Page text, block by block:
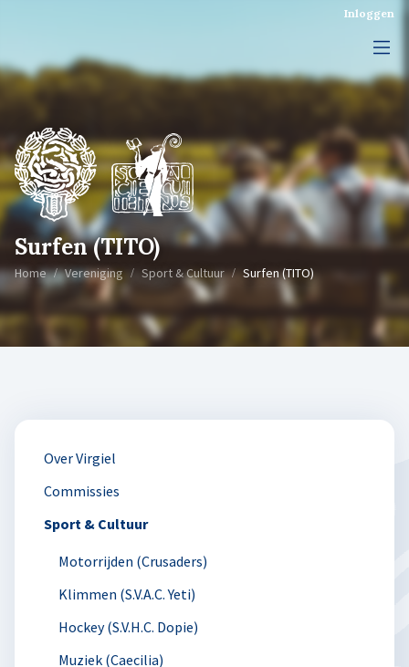
Inloggen
Surfen (TITO)
Home Vereniging Sport & Cultuur Surfen (TITO)
Over Virgiel
Commissies
Sport & Cultuur
Motorrijden (Crusaders)
Klimmen (S.V.A.C. Yeti)
Hockey (S.V.H.C. Dopie)
Muziek (Caecilia)